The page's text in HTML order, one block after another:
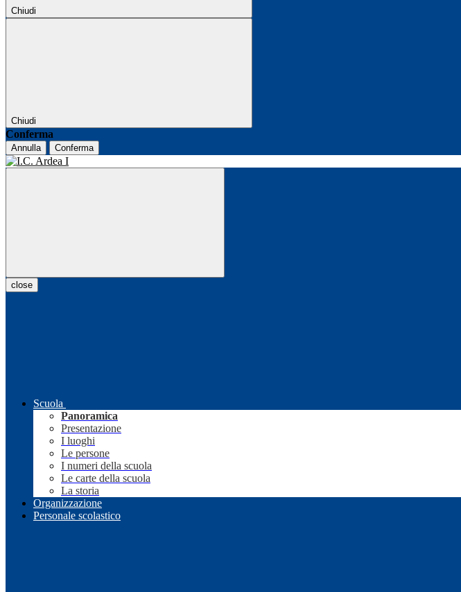
Chiudi
Chiudi
Conferma
Annulla Conferma
close
Scuola
Panoramica
Presentazione
I luoghi
Le persone
I numeri della scuola
Le carte della scuola
La storia
Organizzazione
Personale scolastico